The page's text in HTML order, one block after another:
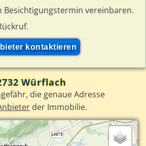
Besichtigungstermin vereinbaren.
Würflach
die genaue Adresse
der Immobilie.